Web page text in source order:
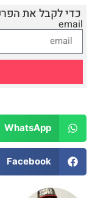
כדי לקבל את
email
WhatsApp
Facebook